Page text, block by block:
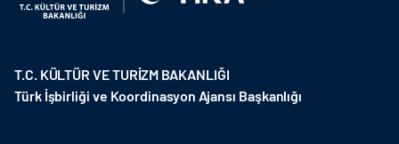
T.C. KÜLTÜR VE TURİZM BAKANLIĞI
Türk İşbirliği ve Koordinasyon Ajansı Başkanlığı